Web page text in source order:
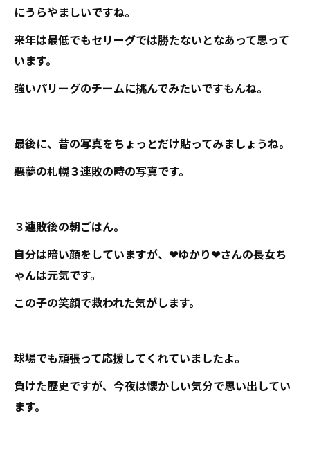
にうらやましいですね。
来年は最低でもセリーグでは勝たないとなあって思って
います。
強いパリーグのチームに挑んでみたいですもんね。
最後に、昔の写真をちょっとだけ貼ってみましょうね。
悪夢の札幌３連敗の時の写真です。
３連敗後の朝ごはん。
自分は暗い顔をしていますが、❤ゆかり❤さんの長女ち
ゃんは元気です。
この子の笑顔で救われた気がします。
球場でも頑張って応援してくれていましたよ。
負けた歴史ですが、今夜は懐かしい気分で思い出してい
ます。